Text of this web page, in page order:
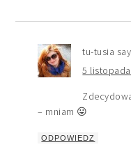
tu-tusia
5
– mniam 😛
ODPOWIEDZ